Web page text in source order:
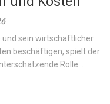
und sein wirtschaftlicher
beschäftigen, spielt der
Rolle...